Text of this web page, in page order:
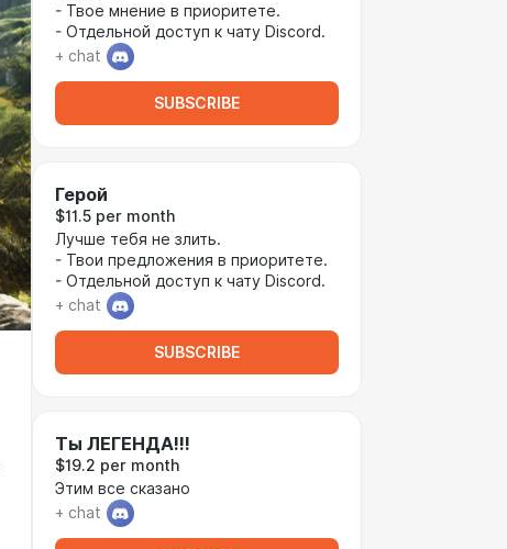
- Твое мнение в приоритете.
- Отдельной доступ к чату Discord.
+ chat
SUBSCRIBE
Герой
$11.5 per month
Лучше тебя не злить.
- Твои предложения в приоритете.
- Отдельной доступ к чату Discord.
+ chat
SUBSCRIBE
Ты ЛЕГЕНДА!!!
$19.2 per month
Этим все сказано
+ chat